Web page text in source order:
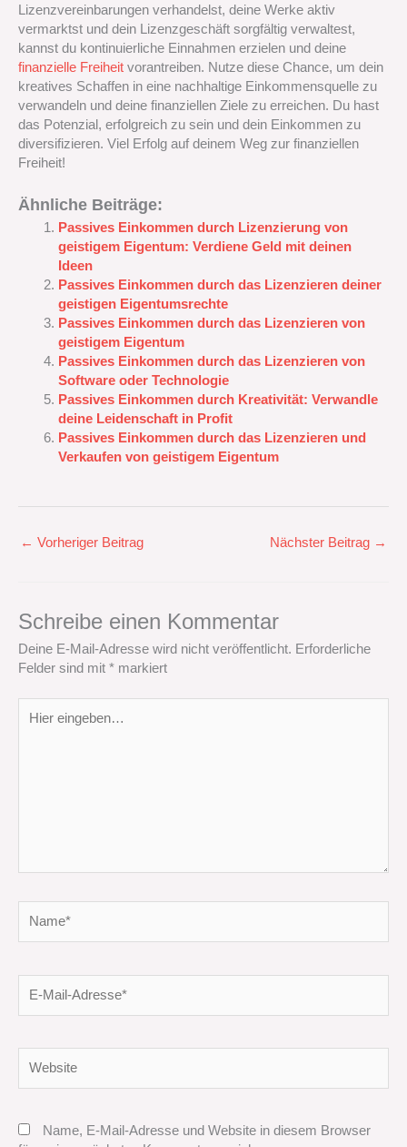
Lizenzvereinbarungen verhandelst, deine Werke aktiv
vermarktst und dein Lizenzgeschäft sorgfältig verwaltest,
kannst du kontinuierliche Einnahmen erzielen und deine
finanzielle Freiheit vorantreiben. Nutze diese Chance, um dein
kreatives Schaffen in eine nachhaltige Einkommensquelle zu
verwandeln und deine finanziellen Ziele zu erreichen. Du hast
das Potenzial, erfolgreich zu sein und dein Einkommen zu
diversifizieren. Viel Erfolg auf deinem Weg zur finanziellen
Freiheit!
Ähnliche Beiträge:
Passives Einkommen durch Lizenzierung von
geistigem Eigentum: Verdiene Geld mit deinen
Ideen
Passives Einkommen durch das Lizenzieren deiner
geistigen Eigentumsrechte
Passives Einkommen durch das Lizenzieren von
geistigem Eigentum
Passives Einkommen durch das Lizenzieren von
Software oder Technologie
Passives Einkommen durch Kreativität: Verwandle
deine Leidenschaft in Profit
Passives Einkommen durch das Lizenzieren und
Verkaufen von geistigem Eigentum
← Vorheriger Beitrag Nächster Beitrag →
Schreibe einen Kommentar
Deine E-Mail-Adresse wird nicht veröffentlicht. Erforderliche
Felder sind mit * markiert
eingeben…
Mail-
Name, E-Mail-Adresse und Website in diesem Browser